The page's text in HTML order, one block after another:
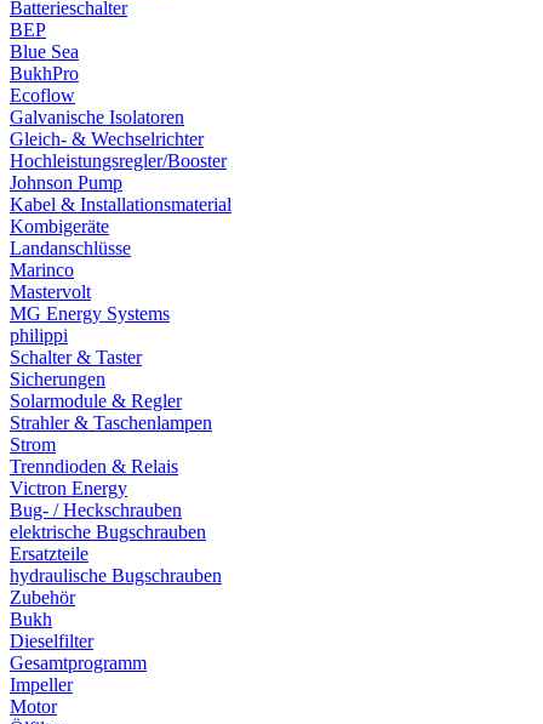
Batterieschalter
BEP
Blue Sea
BukhPro
Ecoflow
Galvanische Isolatoren
Gleich- & Wechselrichter
Hochleistungsregler/Booster
Johnson Pump
Kabel & Installationsmaterial
Kombigeräte
Landanschlüsse
Marinco
Mastervolt
MG Energy Systems
philippi
Schalter & Taster
Sicherungen
Solarmodule & Regler
Strahler & Taschenlampen
Strom
Trenndioden & Relais
Victron Energy
Bug- / Heckschrauben
elektrische Bugschrauben
Ersatzteile
hydraulische Bugschrauben
Zubehör
Bukh
Dieselfilter
Gesamtprogramm
Impeller
Motor